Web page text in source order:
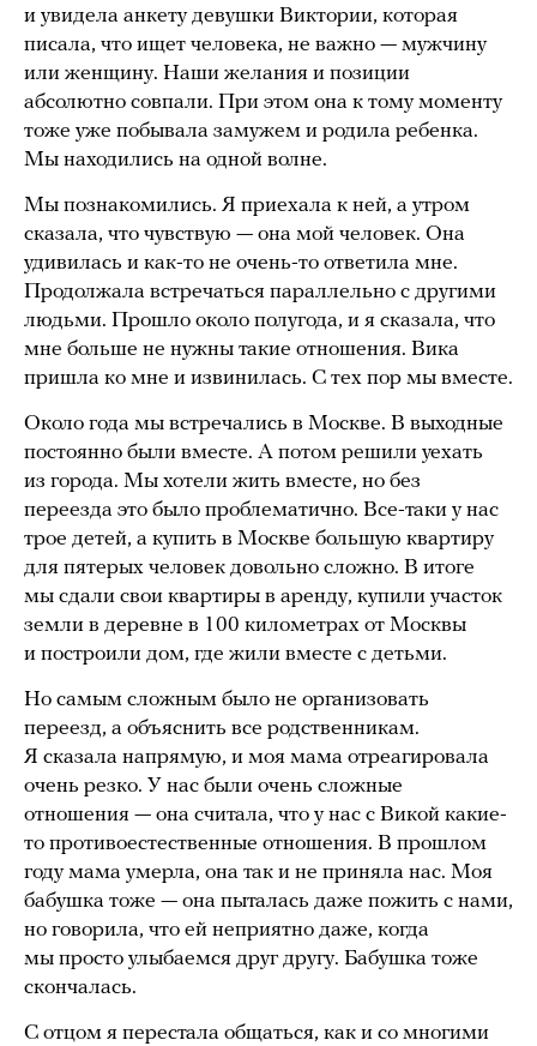
и увидела анкету девушки Виктории, которая
писала, что ищет человека, не важно — мужчину
или женщину. Наши желания и позиции
абсолютно совпали. При этом она к тому моменту
тоже уже побывала замужем и родила ребенка.
Мы находились на одной волне.
Мы познакомились. Я приехала к ней, а утром
сказала, что чувствую — она мой человек. Она
удивилась и как-то не очень-то ответила мне.
Продолжала встречаться параллельно с другими
людьми. Прошло около полугода, и я сказала, что
мне больше не нужны такие отношения. Вика
пришла ко мне и извинилась. С тех пор мы вместе.
Около года мы встречались в Москве. В выходные
постоянно были вместе. А потом решили уехать
из города. Мы хотели жить вместе, но без
переезда это было проблематично. Все-таки у нас
трое детей, а купить в Москве большую квартиру
для пятерых человек довольно сложно. В итоге
мы сдали свои квартиры в аренду, купили участок
земли в деревне в 100 километрах от Москвы
и построили дом, где жили вместе с детьми.
Но самым сложным было не организовать
переезд, а объяснить все родственникам.
Я сказала напрямую, и моя мама отреагировала
очень резко. У нас были очень сложные
отношения — она считала, что у нас с Викой какие-
то противоестественные отношения. В прошлом
году мама умерла, она так и не приняла нас. Моя
бабушка тоже — она пыталась даже пожить с нами,
но говорила, что ей неприятно даже, когда
мы просто улыбаемся друг другу. Бабушка тоже
скончалась.
С отцом я перестала общаться, как и со многими